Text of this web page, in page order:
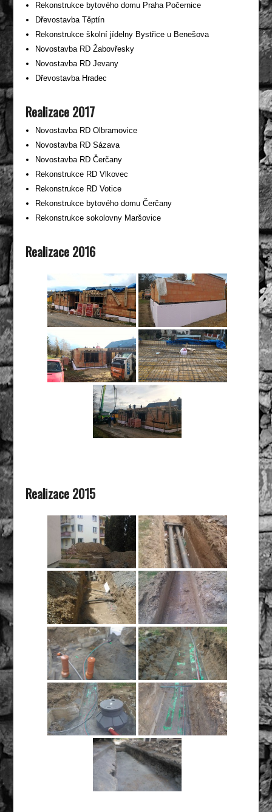
Rekonstrukce bytového domu Praha Počernice
Dřevostavba Těptín
Rekonstrukce školní jídelny Bystřice u Benešova
Novostavba RD Žabovřesky
Novostavba RD Jevany
Dřevostavba Hradec
Realizace 2017
Novostavba RD Olbramovice
Novostavba RD Sázava
Novostavba RD Čerčany
Rekonstrukce RD Vlkovec
Rekonstrukce RD Votice
Rekonstrukce bytového domu Čerčany
Rekonstrukce sokolovny Maršovice
Realizace 2016
Realizace 2015